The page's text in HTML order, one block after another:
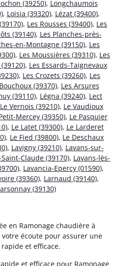
(39250), Longchaumois
, Loisia (39320), Lézat (39400),
, Les Rousses (39400), Les
(39140), Les Planches-près-
en-Montagne (39150), Les
, Les Moussières (39310), Les
, Les Essards-Taignevaux
, Les Crozets (39260), Les
(39370), Les Arsures
(39110), Légna (39240), Lect
Le Vernois (39210), Le Vaudioux
Mercey (39350), Le Pasquier
, Le Latet (39300), Le Larderet
, Le Fied (39800), Le Deschaux
, Lavigny (39210), Lavans-sur-
Claude (39170), Lavans-lès-
, Lavancia-Epercy (01590),
(39360), Larnaud (39140),
(39130)
en Ramonage chaudière à
votre écoute pour assurer une
et efficace.
et efficace pour Ramonage